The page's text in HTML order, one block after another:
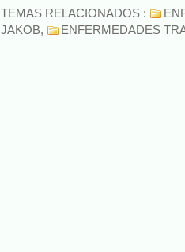
TEMAS RELACIONADOS :
JAKOB, ENFERMEDADES